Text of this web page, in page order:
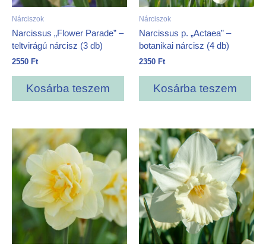
Nárciszok
Narcissus „Flower Parade” –
teltvirágú nárcisz (3 db)
2550 Ft
Kosárba teszem
Nárciszok
Narcissus p. „Actaea” –
botanikai nárcisz (4 db)
2350 Ft
Kosárba teszem